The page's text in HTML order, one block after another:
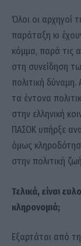
Όλοι οι αρχηγοί
παράταξη κι
κόμμα, παρά τις
στη συνείδηση
πολιτική
τα έντονα
στην ελληνική
ΠΑΣΟΚ υπήρξε
όμως
στην πολιτική
Τελικά, είναι
κληρονομιά;
Εξαρτάται από